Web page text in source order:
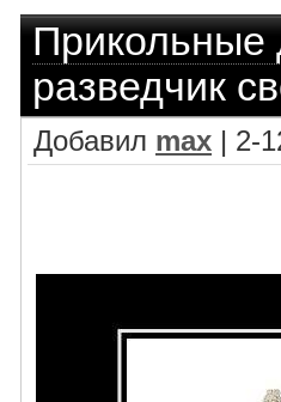
Прикольные
разведчик
Добавил max | 2-